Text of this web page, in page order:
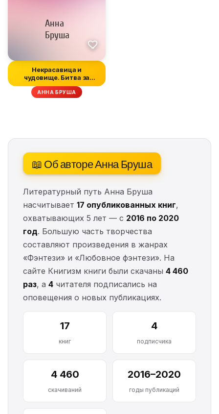
Некрасавица и
чудовище. Битва за
любовь
АННА БРУША
📖 Об авторе Анна Бруша
Литературный путь Анна Бруша
насчитывает 17 опубликованных книг,
охватывающих 5 лет — с 2016 по 2020
год. Большую часть творчества
составляют произведения в жанрах
«Фэнтези» и «Любовное фэнтези». На
сайте Книгизм книги были скачаны 4 460
раз, а 4 читателя подписались на
оповещения о новых публикациях.
17
книг
4
подписчика
4 460
скачиваний
2016–2020
годы публикаций